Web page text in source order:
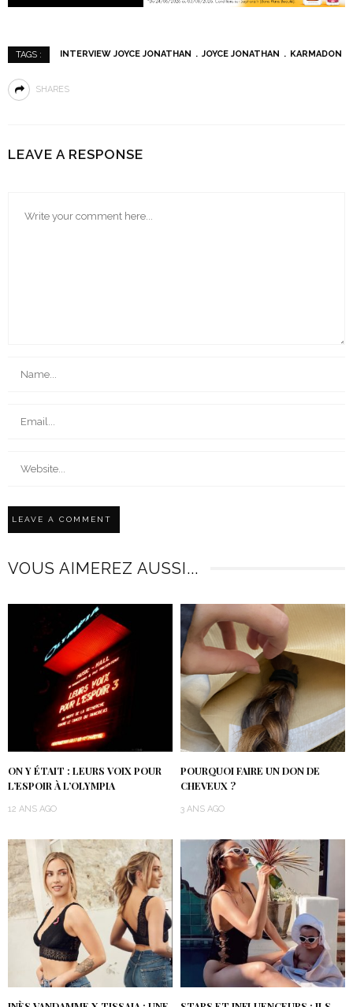
TAGS : INTERVIEW JOYCE JONATHAN JOYCE JONATHAN KARMADON
SHARES
LEAVE A RESPONSE
VOUS AIMEREZ AUSSI...
ON Y ÉTAIT : LEURS VOIX POUR
L’ESPOIR À L’OLYMPIA
12 ANS AGO
POURQUOI FAIRE UN DON DE
CHEVEUX ?
3 ANS AGO